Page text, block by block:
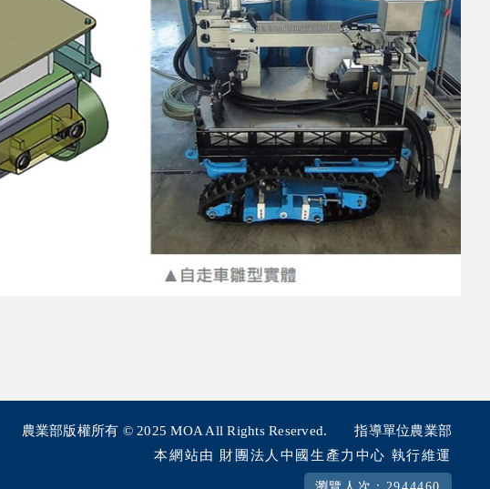
農業部版權所有 © 2025MOA All Rights Reserved.
指導單位農業部
本網站由 財團法人中國生產力中心 執行維運